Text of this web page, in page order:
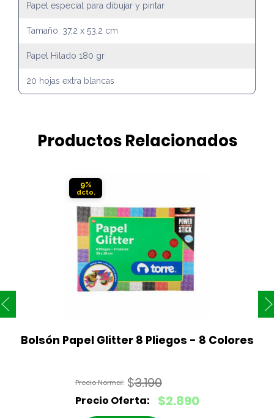
Papel especial para dibujar y pintar
Tamaño: 37,2 x 53,2 cm
Papel Hilado 180 gr
20 hojas extra blancas
Productos Relacionados
9%
Bolsón Papel Glitter 8 Pliegos - 8 Colores
$3.190
El
precio
$2.890